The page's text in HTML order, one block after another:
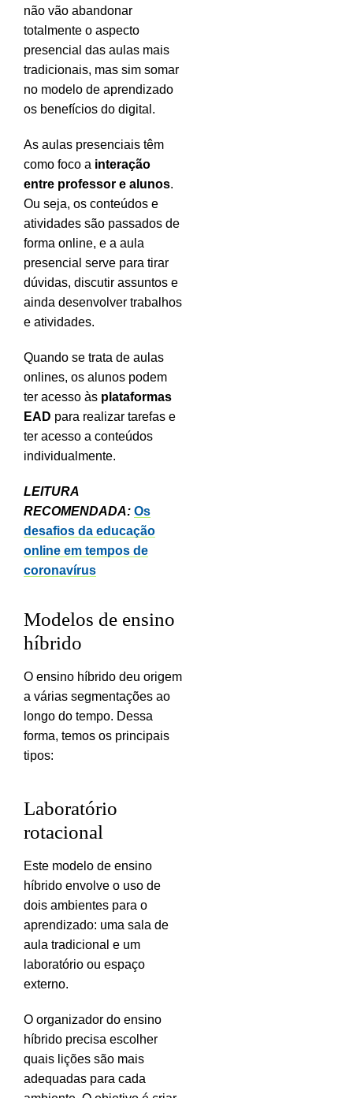
não vão abandonar
totalmente o aspecto
presencial das aulas mais
tradicionais, mas sim somar
no modelo de aprendizado
os benefícios do digital.
As aulas presenciais têm
como foco a interação
entre professor e alunos.
Ou seja, os conteúdos e
atividades são passados de
forma online, e a aula
presencial serve para tirar
dúvidas, discutir assuntos e
ainda desenvolver trabalhos
e atividades.
Quando se trata de aulas
onlines, os alunos podem
ter acesso às plataformas
EAD para realizar tarefas e
ter acesso a conteúdos
individualmente.
LEITURA
RECOMENDADA: Os
desafios da educação
online em tempos de
coronavírus
Modelos de ensino
híbrido
O ensino híbrido deu origem
a várias segmentações ao
longo do tempo. Dessa
forma, temos os principais
tipos:
Laboratório
rotacional
Este modelo de ensino
híbrido envolve o uso de
dois ambientes para o
aprendizado: uma sala de
aula tradicional e um
laboratório ou espaço
externo.
O organizador do ensino
híbrido precisa escolher
quais lições são mais
adequadas para cada